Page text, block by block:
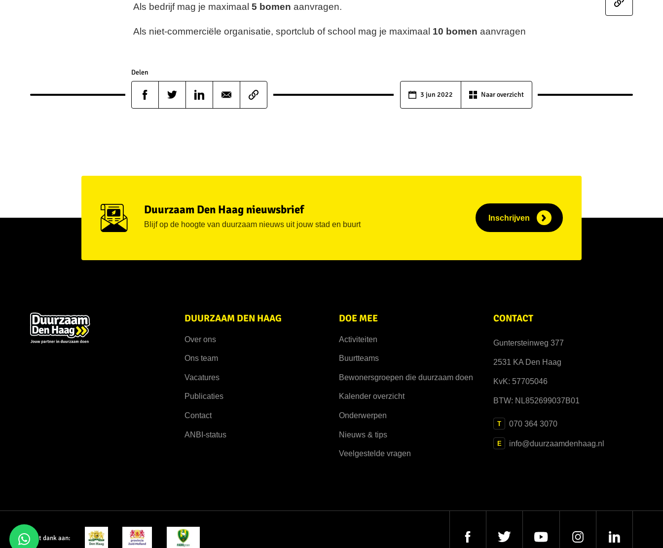
Als bedrijf mag je maximaal 5 bomen aanvragen.
Als niet-commerciële organisatie, sportclub of school mag je maximaal 10 bomen aanvragen
Delen
3 jun 2022 Naar overzicht
Duurzaam Den Haag nieuwsbrief
Blijf op de hoogte van duurzaam nieuws uit jouw stad en buurt
Inschrijven
DUURZAAM DEN HAAG
Over ons
Ons team
Vacatures
Publicaties
Contact
ANBI-status
DOE MEE
Activiteiten
Buurtteams
Bewonersgroepen die duurzaam doen
Kalender overzicht
Onderwerpen
Nieuws & tips
Veelgestelde vragen
CONTACT
Guntersteinweg 377
2531 KA Den Haag
KvK: 57705046
BTW: NL852699037B01
T 070 364 3070
E info@duurzaamdenhaag.nl
Met dank aan: